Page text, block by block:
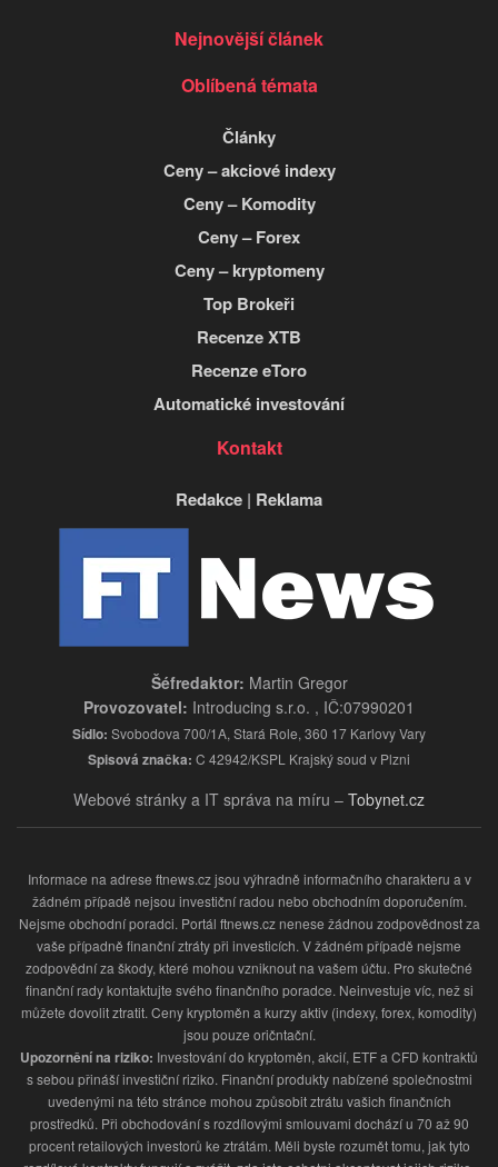
Nejnovější článek
Oblíbená témata
Články
Ceny – akciové indexy
Ceny – Komodity
Ceny – Forex
Ceny – kryptomeny
Top Brokeři
Recenze XTB
Recenze eToro
Automatické investování
Kontakt
Redakce | Reklama
Šéfredaktor: Martin Gregor
Provozovatel: Introducing s.r.o. , IČ:07990201
Sídlo: Svobodova 700/1A, Stará Role, 360 17 Karlovy Vary
Spisová značka: C 42942/KSPL Krajský soud v Plzni
Webové stránky a IT správa na míru – Tobynet.cz
Informace na adrese ftnews.cz jsou výhradně informačního charakteru a v
žádném případě nejsou investiční radou nebo obchodním doporučením.
Nejsme obchodní poradci. Portál ftnews.cz nenese žádnou zodpovědnost za
vaše případně finanční ztráty při investicích. V žádném případě nejsme
zodpovědní za škody, které mohou vzniknout na vašem účtu. Pro skutečné
finanční rady kontaktujte svého finančního poradce. Neinvestuje víc, než si
můžete dovolit ztratit. Ceny kryptoměn a kurzy aktiv (indexy, forex, komodity)
jsou pouze oričntační.
Upozornění na riziko: Investování do kryptoměn, akcií, ETF a CFD kontraktů
s sebou přináší investiční riziko. Finanční produkty nabízené společnostmi
uvedenými na této stránce mohou způsobit ztrátu vašich finančních
prostředků. Při obchodování s rozdílovými smlouvami dochází u 70 až 90
procent retailových investorů ke ztrátám. Měli byste rozumět tomu, jak tyto